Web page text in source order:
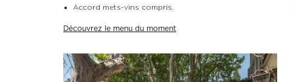
Accord mets-vins compris.
Découvrez le menu du moment